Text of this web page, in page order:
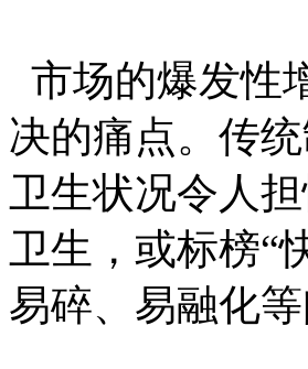
市场的爆发性
决的痛点。传
卫生状况令人
卫生，或标榜“
易碎、易融化